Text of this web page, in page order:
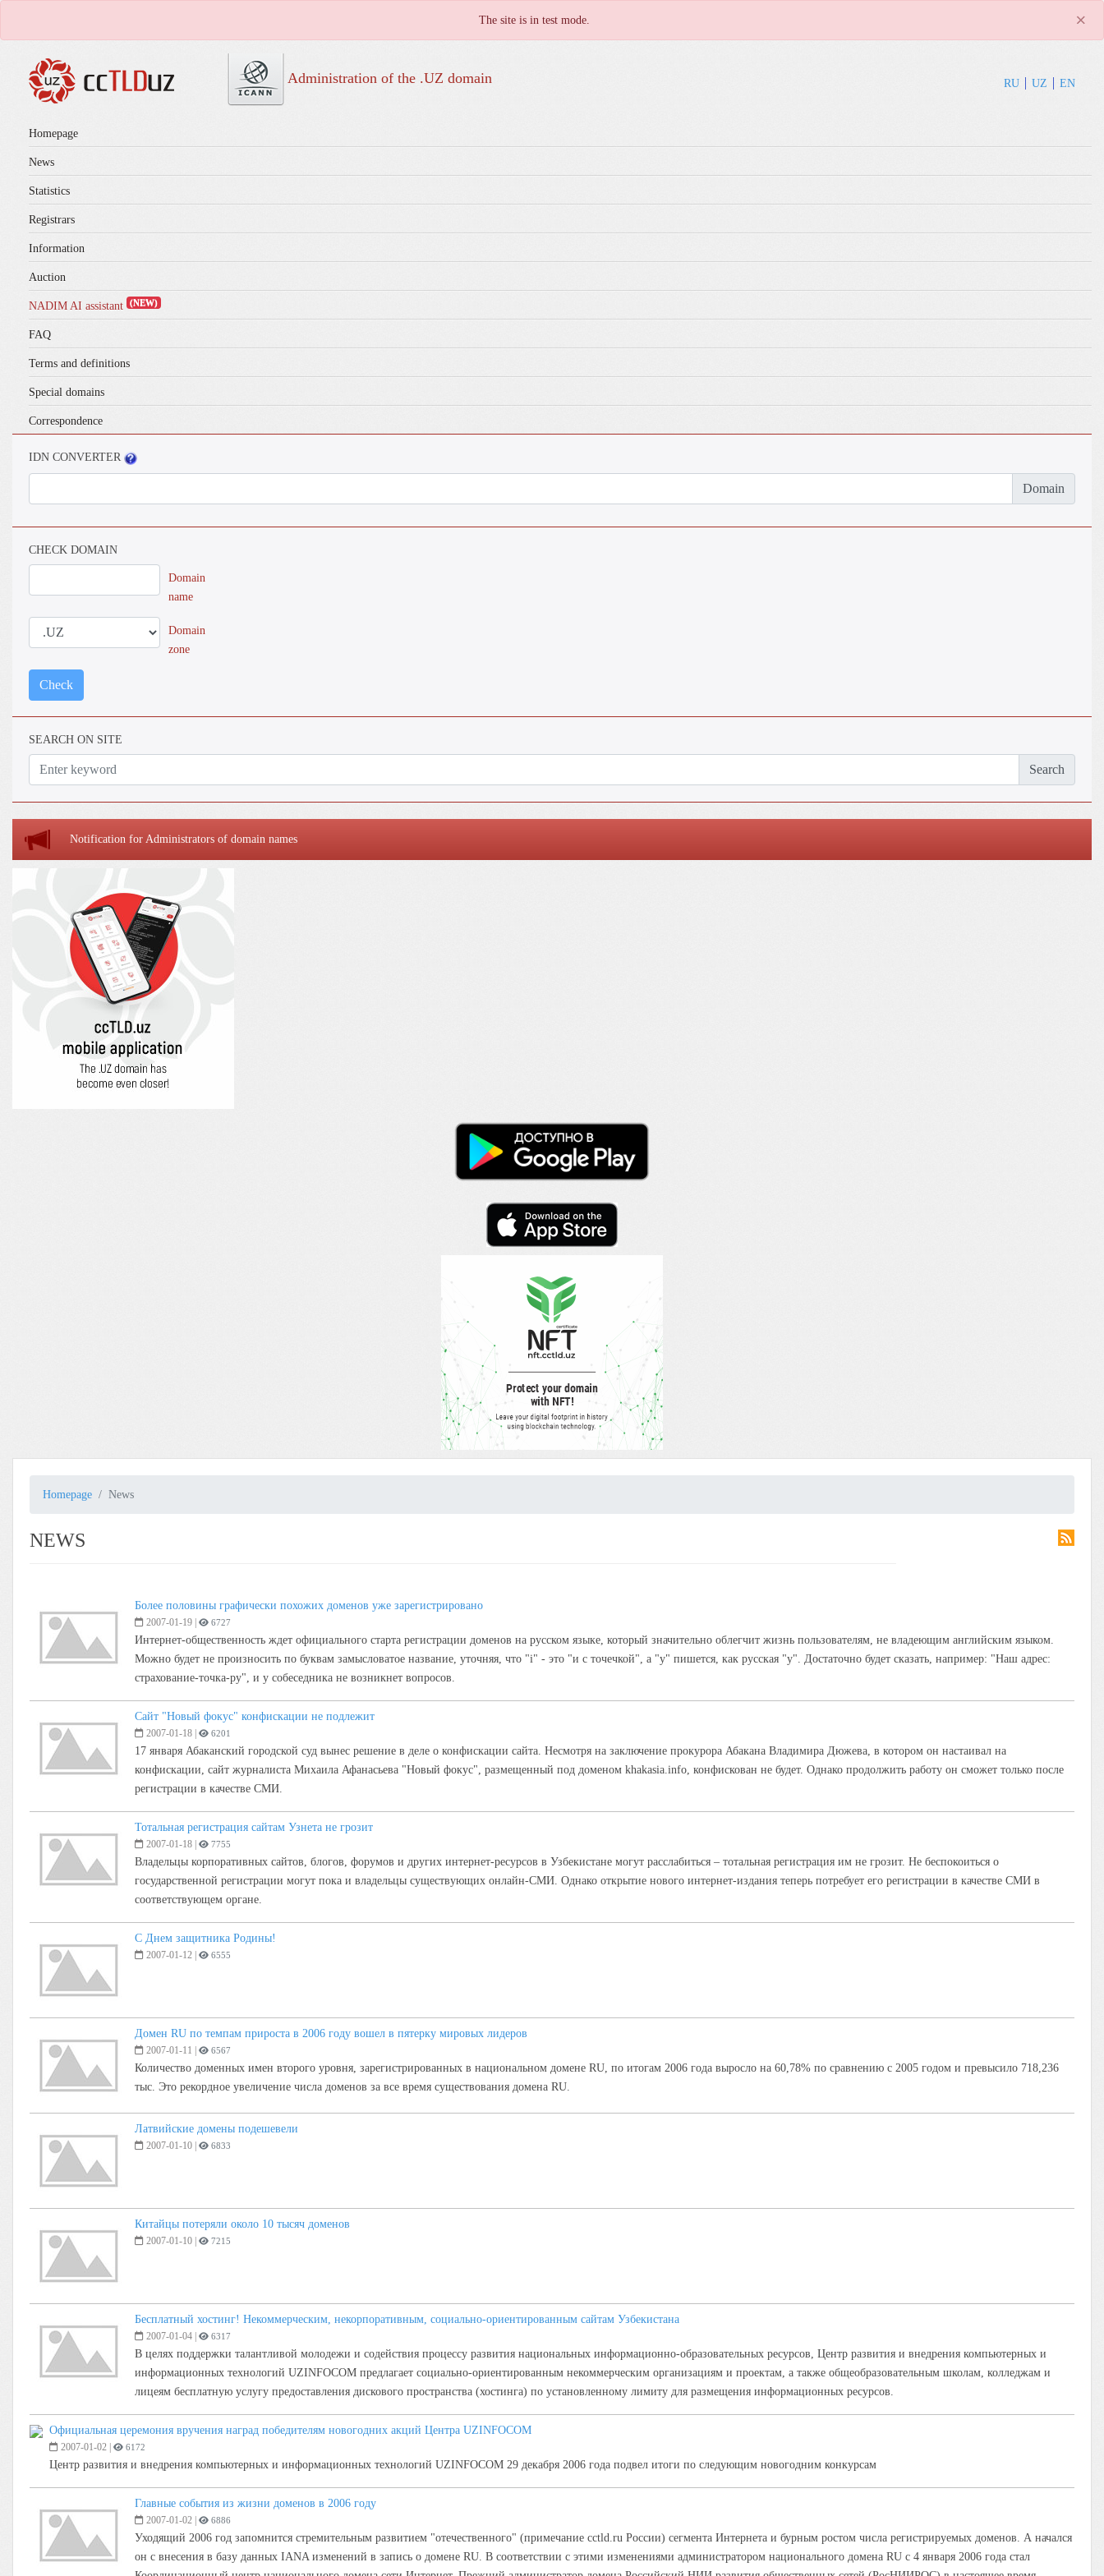
The site is in test mode. ×
Administration of the .UZ domain RU UZ EN
Homepage
News
Statistics
Registrars
Information
Auction
NADIM AI assistant (NEW)
FAQ
Terms and definitions
Special domains
Correspondence
IDN CONVERTER
Domain
CHECK DOMAIN
Domain
name
Domain
zone
Check
SEARCH ON SITE
Search
Notification for Administrators of domain names
Homepage News
NEWS
Более половины графически похожих доменов уже зарегистрировано
2007-01-19 6727
Интернет-общественность ждет официального старта регистрации доменов на русском языке, который значительно облегчит жизнь пользователям, не владеющим английским языком.
Можно будет не произносить по буквам замысловатое название, уточняя, что "i" - это "и с точечкой", а "y" пишется, как русская "у". Достаточно будет сказать, например: "Наш адрес:
страхование-точка-ру", и у собеседника не возникнет вопросов.
Сайт "Новый фокус" конфискации не подлежит
2007-01-18 6201
17 января Абаканский городской суд вынес решение в деле о конфискации сайта. Несмотря на заключение прокурора Абакана Владимира Дюжева, в котором он настаивал на
конфискации, сайт журналиста Михаила Афанасьева "Новый фокус", размещенный под доменом khakasia.info, конфискован не будет. Однако продолжить работу он сможет только после
регистрации в качестве СМИ.
Тотальная регистрация сайтам Узнета не грозит
2007-01-18 7755
Владельцы корпоративных сайтов, блогов, форумов и других интернет-ресурсов в Узбекистане могут расслабиться – тотальная регистрация им не грозит. Не беспокоиться о
государственной регистрации могут пока и владельцы существующих онлайн-СМИ. Однако открытие нового интернет-издания теперь потребует его регистрации в качестве СМИ в
соответствующем органе.
C Днем защитника Родины!
2007-01-12 6555
Домен RU по темпам прироста в 2006 году вошел в пятерку мировых лидеров
2007-01-11 6567
Количество доменных имен второго уровня, зарегистрированных в национальном домене RU, по итогам 2006 года выросло на 60,78% по сравнению с 2005 годом и превысило 718,236
тыс. Это рекордное увеличение числа доменов за все время существования домена RU.
Латвийские домены подешевели
2007-01-10 6833
Китайцы потеряли около 10 тысяч доменов
2007-01-10 7215
Бесплатный хостинг! Некоммерческим, некорпоративным, социально-ориентированным сайтам Узбекистана
2007-01-04 6317
В целях поддержки талантливой молодежи и содействия процессу развития национальных информационно-образовательных ресурсов, Центр развития и внедрения компьютерных и
информационных технологий UZINFOCOM предлагает социально-ориентированным некоммерческим организациям и проектам, а также общеобразовательным школам, колледжам и
лицеям бесплатную услугу предоставления дискового пространства (хостинга) по установленному лимиту для размещения информационных ресурсов.
Официальная церемония вручения наград победителям новогодних акций Центра UZINFOCOM
2007-01-02 6172
Центр развития и внедрения компьютерных и информационных технологий UZINFOCOM 29 декабря 2006 года подвел итоги по следующим новогодним конкурсам
Главные события из жизни доменов в 2006 году
2007-01-02 6886
Уходящий 2006 год запомнится стремительным развитием "отечественного" (примечание cctld.ru России) сегмента Интернета и бурным ростом числа регистрируемых доменов. А начался
он с внесения в базу данных IANA изменений в запись о домене RU. В соответствии с этими изменениями администратором национального домена RU с 4 января 2006 года стал